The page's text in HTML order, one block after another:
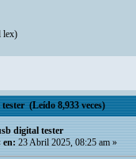
lex)
(Leído 8,933 veces)
digital tester
en:23 Abril 2025, 08:25 am »